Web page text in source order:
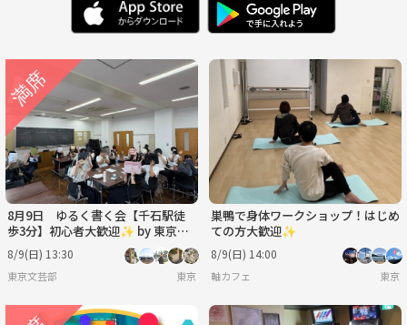
金
8/21
土
8/22
月
8/24
火
8/25
8/27 8/29 8/30 8/31
水
9/2
金
9/4
土
9/5
日
9/6 9/7
8月9日 ゆるく書く会【千石駅徒
歩3分】初心者大歓迎✨ by 東京文
芸部
8/9(日) 13:30
東京文芸部 東京
巣鴨で身体ワークショップ！はじめ
ての方大歓迎✨
8/9(日) 14:00
軸カフェ 東京